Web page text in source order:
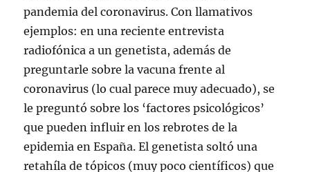
pandemia del coronavirus. Con llamativos
ejemplos: en una reciente entrevista
radiofónica a un genetista, además de
preguntarle sobre la vacuna frente al
coronavirus (lo cual parece muy adecuado), se
le preguntó sobre los ‘factores psicológicos’
que pueden influir en los rebrotes de la
epidemia en España. El genetista soltó una
retahíla de tópicos (muy poco científicos) que